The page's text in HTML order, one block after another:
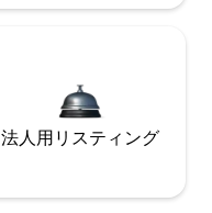
法人用リスティング